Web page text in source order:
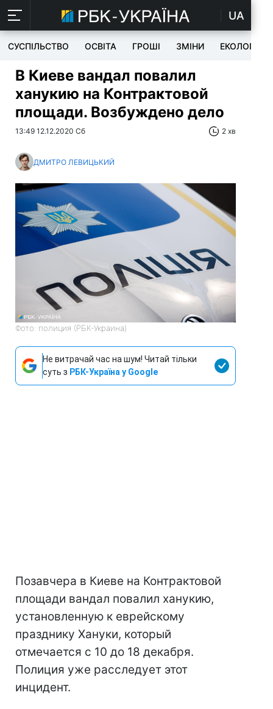
UA
СУСПІЛЬСТВО ОСВІТА ГРОШІ ЗМІНИ ЕКОЛОГІЯ
В Киеве вандал повалил
ханукию на Контрактовой
площади. Возбуждено дело
13:49 12.12.2020 Сб 2 хв
ДМИТРО ЛЕВИЦЬКИЙ
Фото: полиция (РБК-Украина)
Не витрачай час на шум! Читай тільки
суть з РБК-Україна у Google
Позавчера в Киеве на Контрактовой
площади вандал повалил ханукию,
установленную к еврейскому
празднику Хануки, который
отмечается с 10 до 18 декабря.
Полиция уже расследует этот
инцидент.